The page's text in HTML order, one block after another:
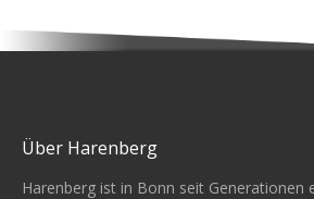
Über Harenberg
Harenberg ist in Bonn seit Generationen